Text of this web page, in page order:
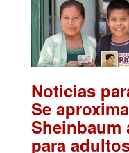
Noticias
Se
Sheinbaum
para